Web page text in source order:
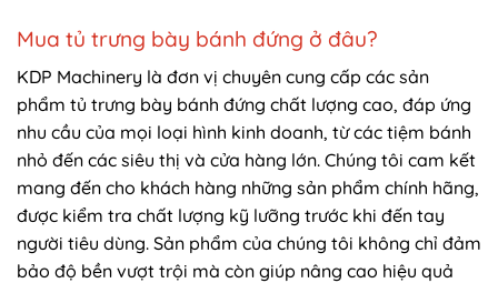
Mua tủ trưng bày bánh đứng ở đâu?
KDP Machinery là đơn vị chuyên cung cấp các sản
phẩm tủ trưng bày bánh đứng chất lượng cao, đáp ứng
nhu cầu của mọi loại hình kinh doanh, từ các tiệm bánh
nhỏ đến các siêu thị và cửa hàng lớn. Chúng tôi cam kết
mang đến cho khách hàng những sản phẩm chính hãng,
được kiểm tra chất lượng kỹ lưỡng trước khi đến tay
người tiêu dùng. Sản phẩm của chúng tôi không chỉ đảm
bảo độ bền vượt trội mà còn giúp nâng cao hiệu quả